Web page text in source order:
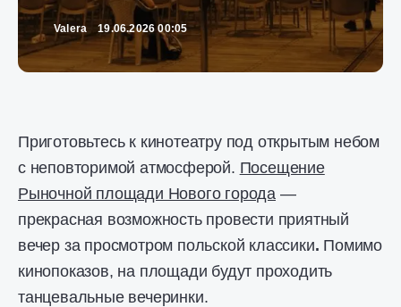
Valera 19.06.2026 00:05
Приготовьтесь к кинотеатру под открытым небом
с неповторимой атмосферой. Посещение
Рыночной площади Нового города —
прекрасная возможность провести приятный
вечер за просмотром польской классики. Помимо
кинопоказов, на площади будут проходить
танцевальные вечеринки.